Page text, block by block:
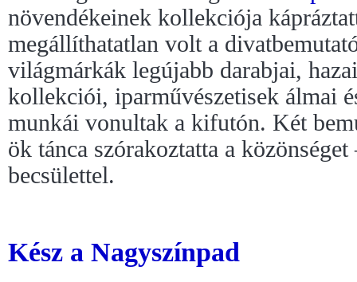
növendékeinek kollekciója
megállíthatatlan volt a
világmárkák legújabb darabjai,
kollekciói, iparművészetisek álmai
munkái vonultak a kifutón. Két
ök tánca szórakoztatta a
becsülettel.
Kész a Nagyszínpad